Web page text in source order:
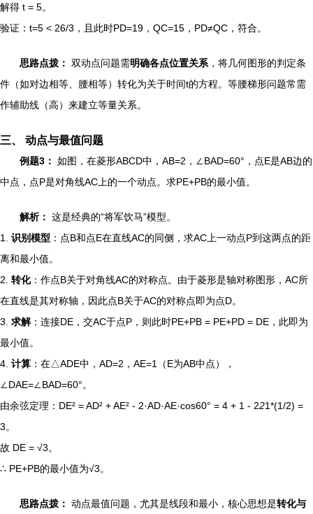
解得 t = 5。
验证：t=5 < 26/3，且此时PD=19，QC=15，PD≠QC，符合。
思路点拨： 双动点问题需明确各点位置关系 ，将几何图形的判定条
件（如对边相等、腰相等）转化为关于时间t的方程。等腰梯形问题常需
作辅助线（高）来建立等量关系。
三、 动点与最值问题
例题3： 如图，在菱形ABCD中，AB=2，∠BAD=60°，点E是AB边的
中点，点P是对角线AC上的一个动点。求PE+PB的最小值。
解析： 这是经典的“将军饮马”模型。
1. 识别模型 ：点B和点E在直线AC的同侧，求AC上一动点P到这两点的距
离和最小值。
2. 转化：作点B关于对角线AC的对称点。由于菱形是轴对称图形，AC所
在直线是其对称轴，因此点B关于AC的对称点即为点D。
3. 求解：连接DE，交AC于点P，则此时PE+PB = PE+PD = DE，此即为
最小值。
4. 计算 ：在△ADE中，AD=2，AE=1（E为AB中点），
∠DAE=∠BAD=60°。
由余弦定理：DE² = AD² + AE² - 2·AD·AE·cos60° = 4 + 1 - 221*(1/2) =
3。
故 DE = √3。
∴ PE+PB的最小值为√3。
思路点拨： 动点最值问题，尤其是线段和最小，核心思想是转化与